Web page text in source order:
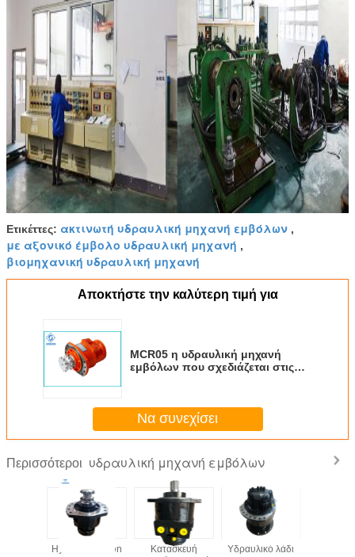
Ετικέττες: ακτινωτή υδραυλική μηχανή εμβόλων ,
με αξονικό έμβολο υδραυλική μηχανή ,
βιομηχανική υδραυλική μηχανή
Αποκτήστε την καλύτερη τιμή για
MCR05 η υδραυλική μηχανή
εμβόλων που σχεδιάζεται στις
Να συνεχίσει
Περισσότεροι υδραυλική μηχανή εμβόλων
Hydraulic Piston
Κατασκευή
Υδραυλικό λάδι